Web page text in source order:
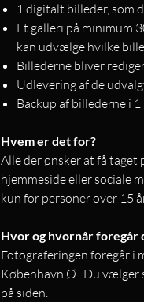
1 digitalt billeder, som
Et galleri på minimum
kan udvælge hvilke
Billederne bliver
Udlevering af de
Backup af billederne i 1
Hvem er det for?
Alle der ønsker at få
hjemmeside eller sociale
kun for personer over 15
Hvor og hvornår foregår
Fotograferingen foregår i
København Ø. Du vælger
på siden.